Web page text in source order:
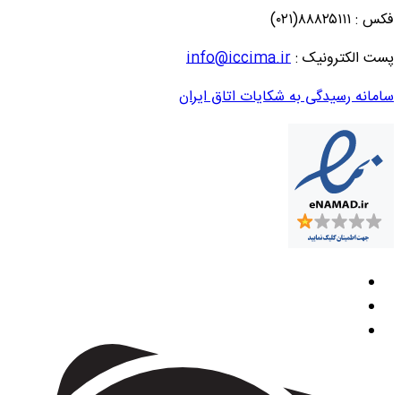
فکس : ۸۸۸۲۵۱۱۱(۰۲۱)
پست الکترونیک :info@iccima.ir
سامانه رسیدگی به شکایات اتاق ایران